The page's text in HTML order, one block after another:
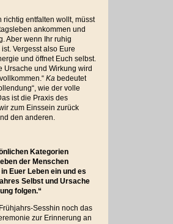
richtig entfalten wollt, müsst
ankommen und
Aber wenn Ihr ruhig
Vergesst also Eure
und öffnet Euch selbst.
Ursache und Wirkung wird
Ka bedeutet
wie der volle
ist die Praxis des
zum Einssein zurück
den anderen.
Kategorien
der Menschen
Euer Leben ein und es
Selbst und Ursache
folgen.“
Sesshin noch das
zur Erinnerung an